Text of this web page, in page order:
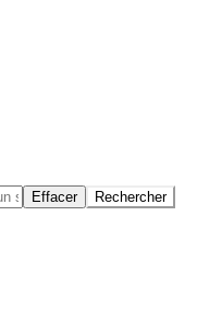
Effacer Rechercher